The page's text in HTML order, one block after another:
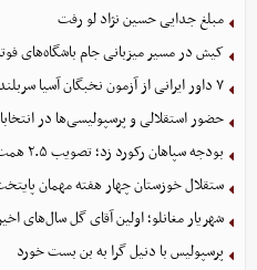
مبلغ جدایی حسین نژاد لو رفت
کیش در مسیر میزبانی جام باشگاه‌های فوتسال
۷ داور ایرانی از آزمون نخبگان آسیا سربلند بیرون آمدند
حضور استقلالی و پرسپولیسی‌ها در
بودجه سپاهان رکورد زد؛ تصویب ۲.۵ همت برای فصل جدید
ستقلال خوزستان چهار هفته مهمان
شهریار مغانلو؛ اولین آقای گل سال‌های
پرسپولیس با دنیل گرا به بن بست خورد